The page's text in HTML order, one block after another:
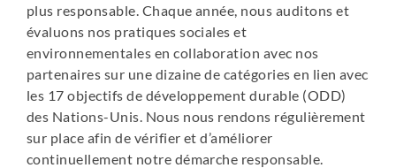
plus responsable. Chaque année, nous auditons et
évaluons nos pratiques sociales et
environnementales en collaboration avec nos
partenaires sur une dizaine de catégories en lien avec
les 17 objectifs de développement durable (ODD)
des Nations-Unis. Nous nous rendons régulièrement
sur place afin de vérifier et d’améliorer
continuellement notre démarche responsable.